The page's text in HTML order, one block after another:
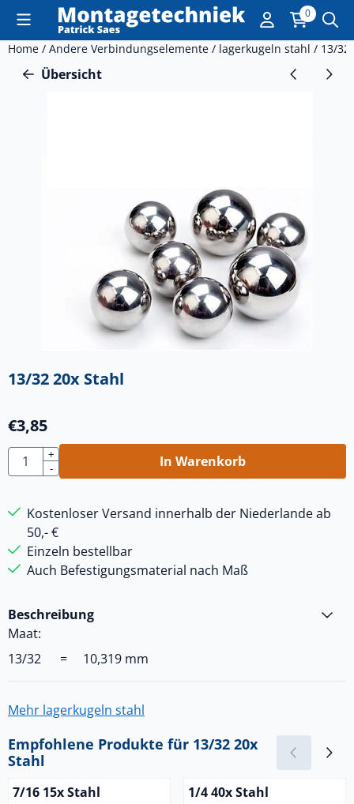
Cookie-Einstellungen sind derzeit geschlossen. 0
Home / Andere Verbindungselemente / lagerkugeln stahl / 13/32
Übersicht
13/32 20x Stahl
€3,85
Anzahl
+
-
In Warenkorb
Kostenloser Versand innerhalb der Niederlande ab
50,- €
Einzeln bestellbar
Auch Befestigungsmaterial nach Maß
Beschreibung
Maat:
13/32 = 10,319 mm
Mehr lagerkugeln stahl
Empfohlene Produkte für 13/32 20x
Stahl
7/16 15x Stahl
1/4 40x Stahl